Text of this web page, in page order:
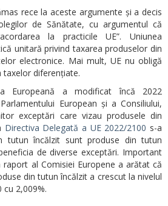
rece la aceste argumente și a decis
de Sănătate, cu argumentul că
la practicile UE”. Uniunea
unitară privind taxarea produselor din
electronice. Mai mult, UE nu obligă
taxelor diferențiate.
Europeană a modificat încă 2022
European și a Consiliului,
exceptări care vizau produsele din
Directiva Delegată a UE 2022/2100 s-a
tutun încălzit sunt produse din tutun
de diverse exceptări. Important
al Comisiei Europene a arătat că
din tutun încălzit a crescut la nivelul
cu 2,009%.